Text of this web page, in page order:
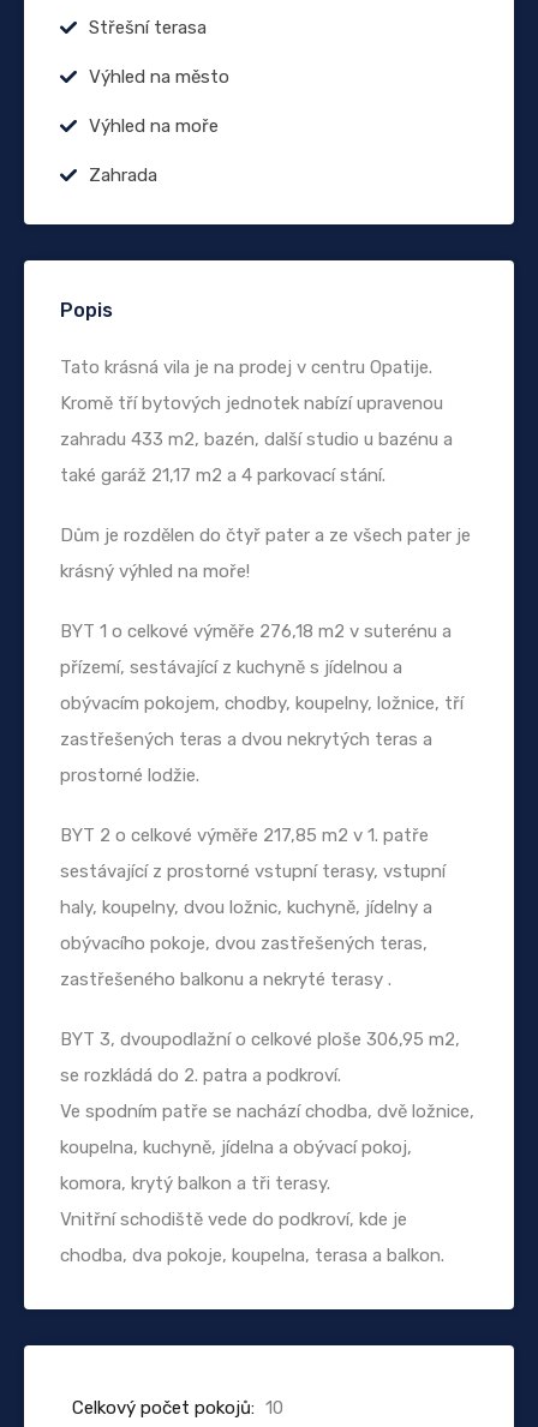
Střešní terasa
Výhled na město
Výhled na moře
Zahrada
Popis
Tato krásná vila je na prodej v centru Opatije.
Kromě tří bytových jednotek nabízí upravenou
zahradu 433 m2, bazén, další studio u bazénu a
také garáž 21,17 m2 a 4 parkovací stání.
Dům je rozdělen do čtyř pater a ze všech pater je
krásný výhled na moře!
BYT 1 o celkové výměře 276,18 m2 v suterénu a
přízemí, sestávající z kuchyně s jídelnou a
obývacím pokojem, chodby, koupelny, ložnice, tří
zastřešených teras a dvou nekrytých teras a
prostorné lodžie.
BYT 2 o celkové výměře 217,85 m2 v 1. patře
sestávající z prostorné vstupní terasy, vstupní
haly, koupelny, dvou ložnic, kuchyně, jídelny a
obývacího pokoje, dvou zastřešených teras,
zastřešeného balkonu a nekryté terasy .
BYT 3, dvoupodlažní o celkové ploše 306,95 m2,
se rozkládá do 2. patra a podkroví.
Ve spodním patře se nachází chodba, dvě ložnice,
koupelna, kuchyně, jídelna a obývací pokoj,
komora, krytý balkon a tři terasy.
Vnitřní schodiště vede do podkroví, kde je
chodba, dva pokoje, koupelna, terasa a balkon.
Celkový počet pokojů: 10